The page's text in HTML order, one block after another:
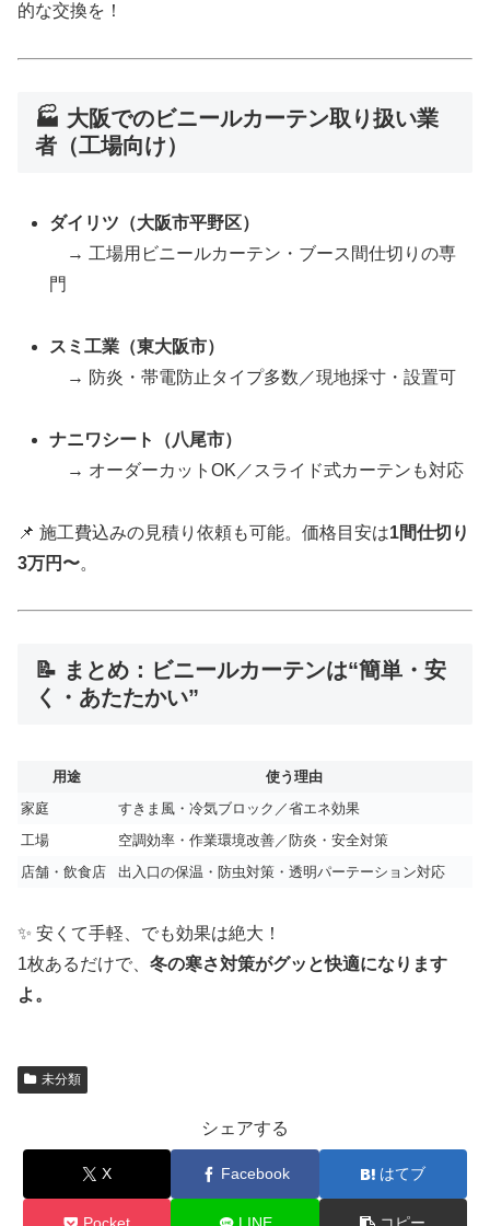
的な交換を！
🏭 大阪でのビニールカーテン取り扱い業
者（工場向け）
ダイリツ（大阪市平野区）
→ 工場用ビニールカーテン・ブース間仕切りの専
門
スミ工業（東大阪市）
→ 防炎・帯電防止タイプ多数／現地採寸・設置可
ナニワシート（八尾市）
→ オーダーカットOK／スライド式カーテンも対応
📌 施工費込みの見積り依頼も可能。価格目安は1間仕切り
3万円〜。
📝 まとめ：ビニールカーテンは“簡単・安
く・あたたかい”
用途
使う理由
家庭
すきま風・冷気ブロック／省エネ効果
工場
空調効率・作業環境改善／防炎・安全対策
店舗・飲食店
出入口の保温・防虫対策・透明パーテーション対応
✨ 安くて手軽、でも効果は絶大！
1枚あるだけで、 冬の寒さ対策がグッと快適になります
よ。
未分類
シェアする
X Facebook はてブ